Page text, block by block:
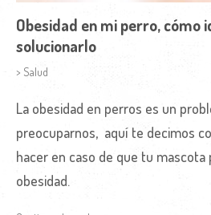
Obesidad en mi perro, cómo
solucionarlo
> Salud
La obesidad en perros es un
preocuparnos, aquí te decimos
hacer en caso de que tu
obesidad.